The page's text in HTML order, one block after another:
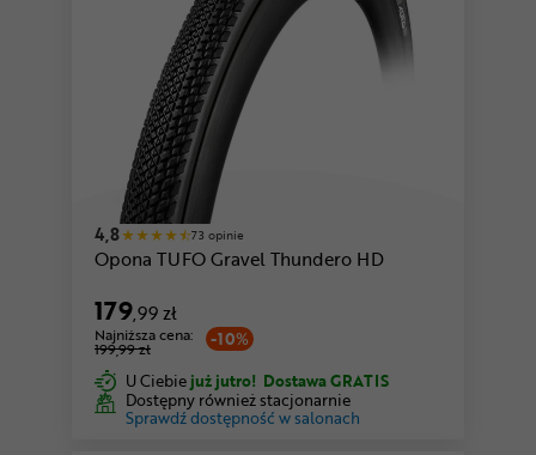
4,8 73 opinie
Opona TUFO Gravel Thundero HD
179,99 zł
-10%
Najniższa cena:
199,99 zł
U Ciebie już jutro! Dostawa GRATIS
Dostępny również stacjonarnie
Sprawdź dostępność w salonach